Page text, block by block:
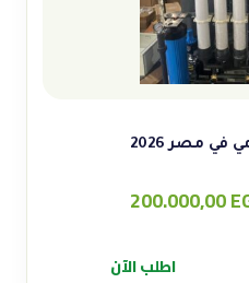
Original
200.000,00
Current
اطلب الآن